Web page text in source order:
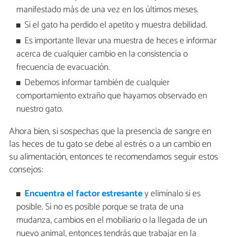
manifestado más de una vez en los últimos meses.
Si el gato ha perdido el apetito y muestra debilidad.
Es importante llevar una muestra de heces e informar
acerca de cualquier cambio en la consistencia o
frecuencia de evacuación.
Debemos informar también de cualquier
comportamiento extraño que hayamos observado en
nuestro gato.
Ahora bien, si sospechas que la presencia de sangre en
las heces de tu gato se debe al estrés o a un cambio en
su alimentación, entonces te recomendamos seguir estos
consejos:
Encuentra el factor estresantey elimínalo si es
posible. Si no es posible porque se trata de una
mudanza, cambios en el mobiliario o la llegada de un
nuevo animal, entonces tendrás que trabajar en la